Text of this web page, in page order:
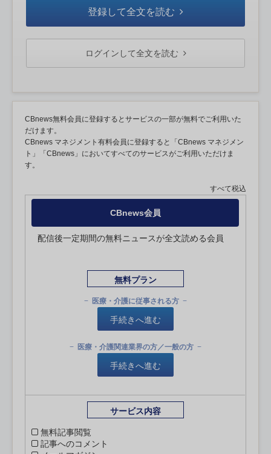
登録して全文を読む
ログインして全文を読む
CBnews無料会員に登録するとサービスの一部が無料でご利用いた
だけます。
CBnews マネジメント有料会員に登録すると「CBnews マネジメン
ト」「CBnews」においてすべてのサービスがご利用いただけま
す。
すべて税込
CBnews会員
配信後一定期間の無料ニュースが全文読める会員
無料プラン
医療・介護に従事される方
手続きへ進む
医療・介護関連業界の方／一般の方
手続きへ進む
サービス内容
無料記事閲覧
記事へのコメント